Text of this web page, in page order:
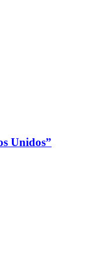
Unidos”